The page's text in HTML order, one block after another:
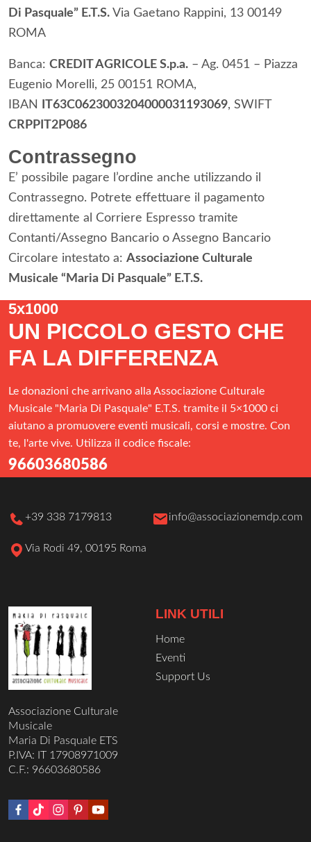
Di Pasquale” E.T.S. Via Gaetano Rappini, 13 00149
ROMA
Banca: CREDIT AGRICOLE S.p.a. – Ag. 0451 – Piazza
Eugenio Morelli, 25 00151 ROMA,
IBAN
IT63C0623003204000031193069, SWIFT
CRPPIT2P086
Contrassegno
E’ possibile pagare l’ordine anche utilizzando il
Contrassegno. Potrete effettuare il pagamento
direttamente al Corriere Espresso tramite
Contanti/Assegno Bancario o Assegno Bancario
Circolare intestato a: Associazione Culturale
Musicale “Maria Di Pasquale” E.T.S.
5x1000
UN PICCOLO GESTO CHE
FA LA DIFFERENZA
Le donazioni che arrivano alla Associazione Culturale
Musicale "Maria Di Pasquale" E.T.S. tramite il 5×1000 ci
aiutano a promuovere eventi musicali, corsi e mostre. Con
te, l'arte vive. Utilizza il codice fiscale:
96603680586
+39 338 7179813 info@associazionemdp.com
Via Rodi 49, 00195 Roma
Associazione Culturale
Musicale
Maria Di Pasquale ETS
P.IVA: IT 17908971009
C.F.: 96603680586
LINK UTILI
Home
Eventi
Support Us